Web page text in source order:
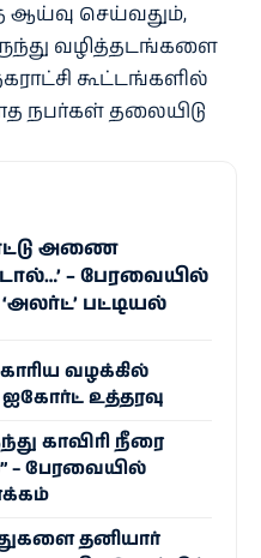
ஆய்வு செய்​வதும்,
வழித்​தடங்​களை
கூட்​டங்​களில்
நபர்​கள் தலை​யிடு​
அணை
– பேரவையில்
‘அலர்ட்’ பட்டியல்
வழக்கில்
ஐகோர்ட் உத்தரவு
காவிரி நீரை
– பேரவையில்
தனியார்